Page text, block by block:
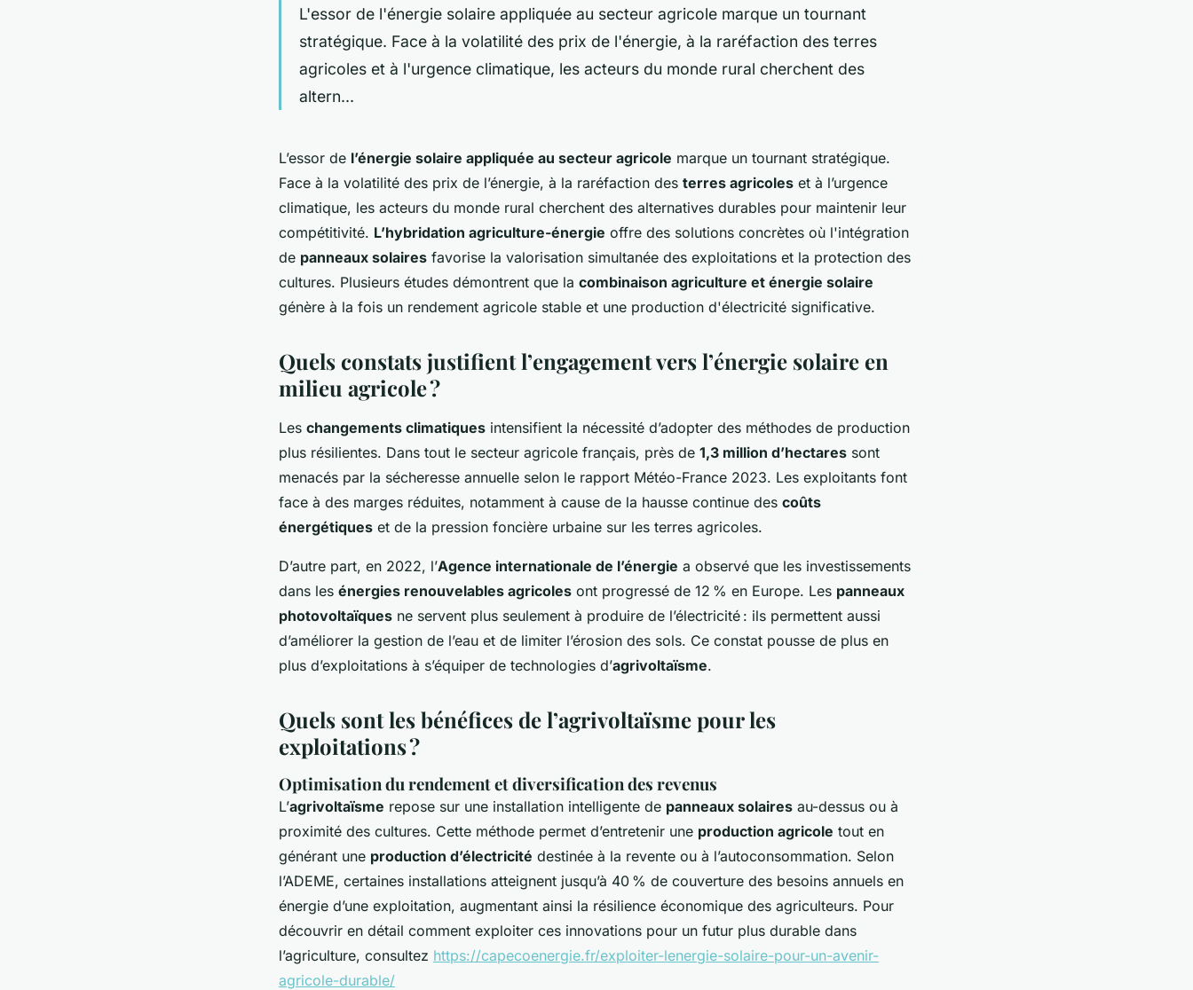
L'essor de l'énergie solaire appliquée au secteur agricole marque un tournant
stratégique. Face à la volatilité des prix de l'énergie, à la raréfaction des terres
agricoles et à l'urgence climatique, les acteurs du monde rural cherchent des
altern...
L’essor de l’énergie solaire appliquée au secteur agricole marque un tournant stratégique.
Face à la volatilité des prix de l’énergie, à la raréfaction des terres agricoles et à l’urgence
climatique, les acteurs du monde rural cherchent des alternatives durables pour maintenir leur
compétitivité. L’hybridation agriculture-énergie offre des solutions concrètes où l'intégration
de panneaux solaires favorise la valorisation simultanée des exploitations et la protection des
cultures. Plusieurs études démontrent que la combinaison agriculture et énergie solaire
génère à la fois un rendement agricole stable et une production d'électricité significative.
Quels constats justifient l’engagement vers l’énergie solaire en
milieu agricole ?
Les changements climatiques intensifient la nécessité d’adopter des méthodes de production
plus résilientes. Dans tout le secteur agricole français, près de 1,3 million d’hectares sont
menacés par la sécheresse annuelle selon le rapport Météo-France 2023. Les exploitants font
face à des marges réduites, notamment à cause de la hausse continue des coûts
énergétiques et de la pression foncière urbaine sur les terres agricoles.
D’autre part, en 2022, l’Agence internationale de l’énergie a observé que les investissements
dans les énergies renouvelables agricoles ont progressé de 12 % en Europe. Les panneaux
photovoltaïques ne servent plus seulement à produire de l’électricité : ils permettent aussi
d’améliorer la gestion de l’eau et de limiter l’érosion des sols. Ce constat pousse de plus en
plus d’exploitations à s’équiper de technologies d’agrivoltaïsme.
Quels sont les bénéfices de l’agrivoltaïsme pour les
exploitations ?
Optimisation du rendement et diversification des revenus
L’agrivoltaïsme repose sur une installation intelligente de panneaux solaires au-dessus ou à
proximité des cultures. Cette méthode permet d’entretenir une production agricole tout en
générant une production d’électricité destinée à la revente ou à l’autoconsommation. Selon
l’ADEME, certaines installations atteignent jusqu’à 40 % de couverture des besoins annuels en
énergie d’une exploitation, augmentant ainsi la résilience économique des agriculteurs. Pour
découvrir en détail comment exploiter ces innovations pour un futur plus durable dans
l’agriculture, consultez https://capecoenergie.fr/exploiter-lenergie-solaire-pour-un-avenir-
agricole-durable/